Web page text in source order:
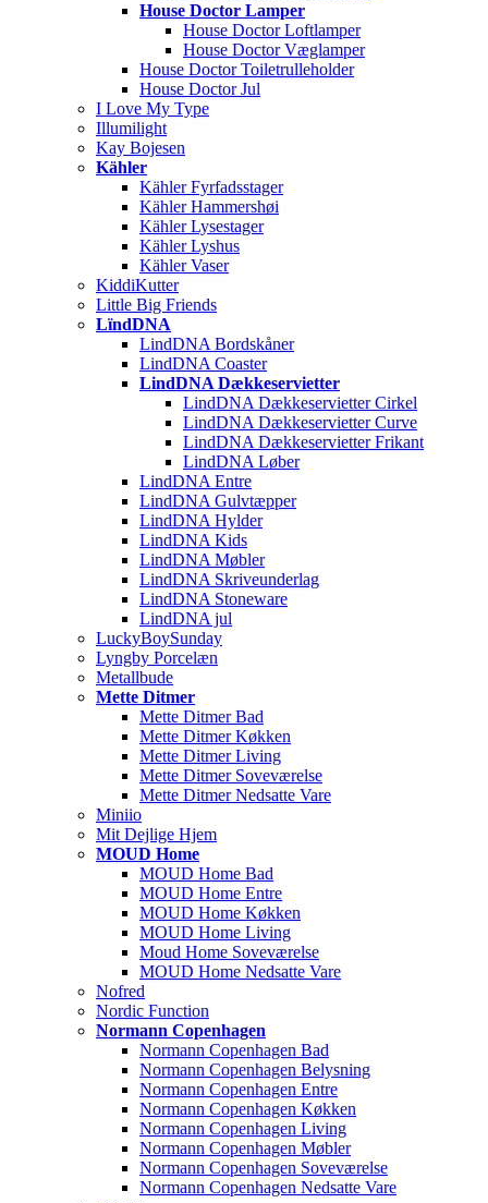
House Doctor Lamper
House Doctor Loftlamper
House Doctor Væglamper
House Doctor Toiletrulleholder
House Doctor Jul
I Love My Type
Illumilight
Kay Bojesen
Kähler
Kähler Fyrfadsstager
Kähler Hammershøi
Kähler Lysestager
Kähler Lyshus
Kähler Vaser
KiddiKutter
Little Big Friends
LïndDNA
LindDNA Bordskåner
LindDNA Coaster
LindDNA Dækkeservietter
LindDNA Dækkeservietter Cirkel
LindDNA Dækkeservietter Curve
LindDNA Dækkeservietter Frikant
LindDNA Løber
LindDNA Entre
LindDNA Gulvtæpper
LindDNA Hylder
LindDNA Kids
LindDNA Møbler
LindDNA Skriveunderlag
LindDNA Stoneware
LindDNA jul
LuckyBoySunday
Lyngby Porcelæn
Metallbude
Mette Ditmer
Mette Ditmer Bad
Mette Ditmer Køkken
Mette Ditmer Living
Mette Ditmer Soveværelse
Mette Ditmer Nedsatte Vare
Miniio
Mit Dejlige Hjem
MOUD Home
MOUD Home Bad
MOUD Home Entre
MOUD Home Køkken
MOUD Home Living
Moud Home Soveværelse
MOUD Home Nedsatte Vare
Nofred
Nordic Function
Normann Copenhagen
Normann Copenhagen Bad
Normann Copenhagen Belysning
Normann Copenhagen Entre
Normann Copenhagen Køkken
Normann Copenhagen Living
Normann Copenhagen Møbler
Normann Copenhagen Soveværelse
Normann Copenhagen Nedsatte Vare